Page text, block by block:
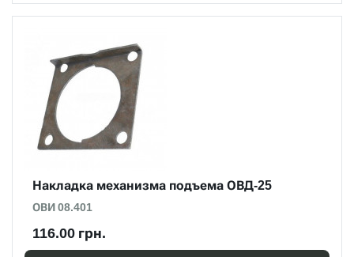
Накладка механизма подъема ОВД-25
ОВИ 08.401
116.00 грн.